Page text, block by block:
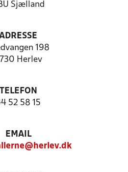
Sjælland
198
Herlev
TELEFON
52 58 15
EMAIL